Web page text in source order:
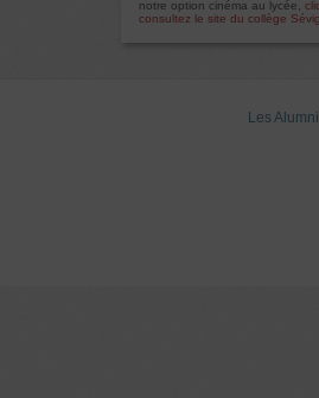
notre option cinéma au lycée,
consultez le site du collège
Les